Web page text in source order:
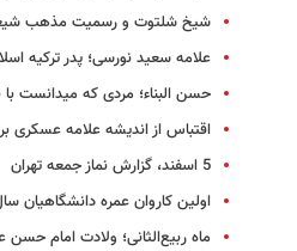
شیخ شلتوت و رسمیت مذهب شیعه
علامه سعید نورسی؛ پدر ترکیه
حسن البناء؛ مردی که میدانست
اقتباس از اندیشه علامه عسکری
5 اسفند، گزارش نماز جمعه تهران
اولین کاروان عمره دانشگاهیان سال 90 فردا اعزام
ماه ربیع‌الثانی؛ ولادت